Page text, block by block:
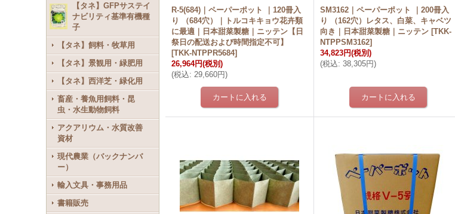
【タネ】GFPサステイ
ナビリティ基準有機種
子
【タネ】飼料・牧草用
【タネ】景観用・緑肥用
【タネ】西洋芝・緑化用
畜産・養魚用飼料・昆
虫・水生動物飼料
アクアリウム・水質改善
資材
現代農業（バックナンバ
ー）
輸入文具・事務用品
書籍販売
R-5(684)｜ペーパーポット ｜120冊入
り （684穴）｜トルコキキョウ花卉類
に最適｜日本甜菜製糖｜ニッテン【日
祭日の配送および時間指定不可】
[TKK-NTPPR5684]
26,964円(税別)
(税込: 29,660円)
SM3162｜ペーパーポット ｜200冊入
り （162穴）レタス、白菜、キャベツ
向き｜日本甜菜製糖｜ニッテン [TKK-
NTPPSM3162]
34,823円(税別)
(税込: 38,305円)